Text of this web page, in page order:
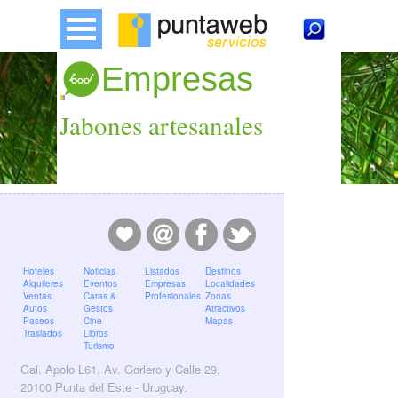
Empresas
Jabones artesanales
Hoteles
Alquileres
Ventas
Autos
Paseos
Traslados
Noticias
Eventos
Caras &
Gestos
Cine
Libros
Turismo
Listados
Empresas
Profesionales
Destinos
Localidades
Zonas
Atractivos
Mapas
Gal. Apolo L61, Av. Gorlero y Calle 29,
20100 Punta del Este - Uruguay.